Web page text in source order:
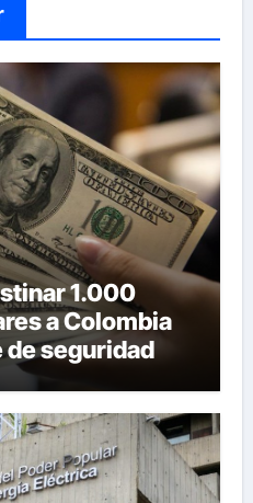
1.000
a Colombia
de seguridad